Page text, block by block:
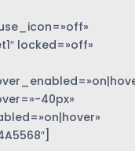
locked=»off»
40px»